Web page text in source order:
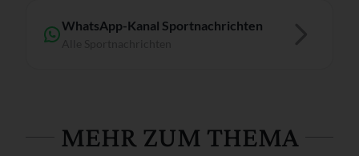
WhatsApp-Kanal Sportnachrichten
MEHR ZUM THEMA